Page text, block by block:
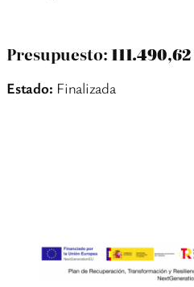
Presupuesto:
Estado: Finalizada